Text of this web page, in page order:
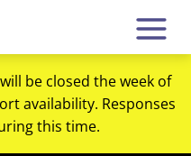
be closed the week of
availability. Responses
this time.